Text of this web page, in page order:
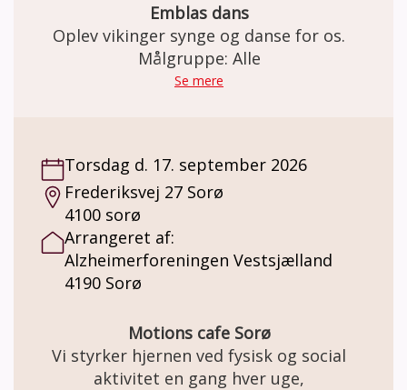
Emblas dans
Oplev vikinger synge og danse for os.
Målgruppe: Alle
Se mere
Torsdag d. 17. september 2026
Frederiksvej 27 Sorø
4100 sorø
Arrangeret af:
Alzheimerforeningen Vestsjælland
4190 Sorø
Motions cafe Sorø
Vi styrker hjernen ved fysisk og social
aktivitet en gang hver uge,